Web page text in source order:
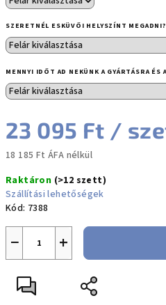
SZERETNÉL ESKÜVŐI HELYSZÍNT MEGADNI?
MENNYI IDŐT AD NEKÜNK A GYÁRTÁSRA ÉS
23 095 Ft /
18 185 Ft ÁFA nélkül
Raktáron (>12 szett)
Szállítási lehetőségek
Kód: 7388
+
−